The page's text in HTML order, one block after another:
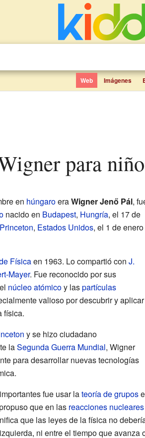
Web Imágenes
para
en húngaroeraWigner Jenő Pál,
nacido en Budapest, Hungría, el 17 de
Princeton, Estados Unidos, el 1 de enero
Físicaen 1963. Lo compartió con J.
Mayer. Fue reconocido por sus
núcleo atómicoy laspartículas
valioso por descubrir y aplicar
física.
y se hizo ciudadano
laSegunda Guerra Mundial, Wigner
para desarrollar nuevas tecnologías
fue usar lateoría de grupos
que en las reacciones nucleares
que las leyes de la física no
ni entre el tiempo que avanza